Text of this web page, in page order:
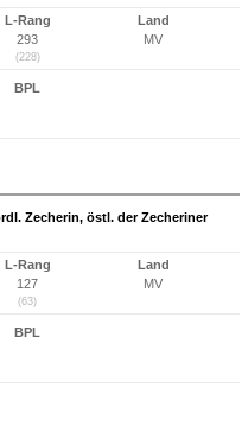
L-Rang
293
(228)
Land
MV
BPL
Zecherin, östl. der Zecheriner
L-Rang
127
(63)
Land
MV
BPL